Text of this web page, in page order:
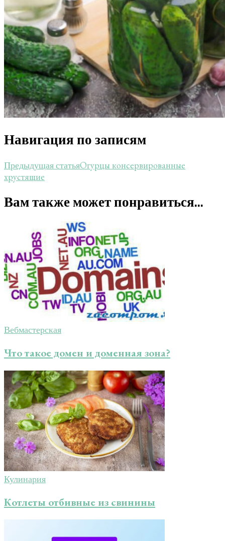
Навигация по записям
Предыдущая статьяОгурцы консервированные
хрустящие
Вам также может понравиться...
Вебмастерская
Что такое домен и доменная зона?
Кулинария
Котлеты отбивные из свинины